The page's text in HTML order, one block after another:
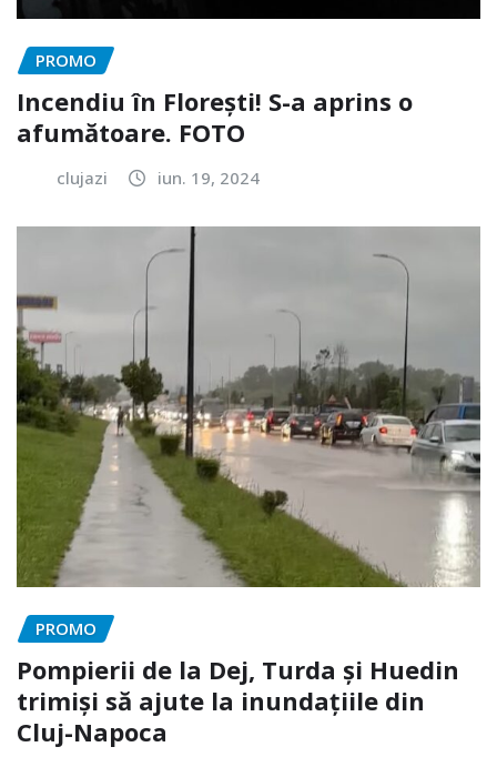
PROMO
Incendiu în Florești! S-a aprins o
afumătoare. FOTO
clujazi iun. 19, 2024
PROMO
Pompierii de la Dej, Turda și Huedin
trimiși să ajute la inundațiile din
Cluj-Napoca